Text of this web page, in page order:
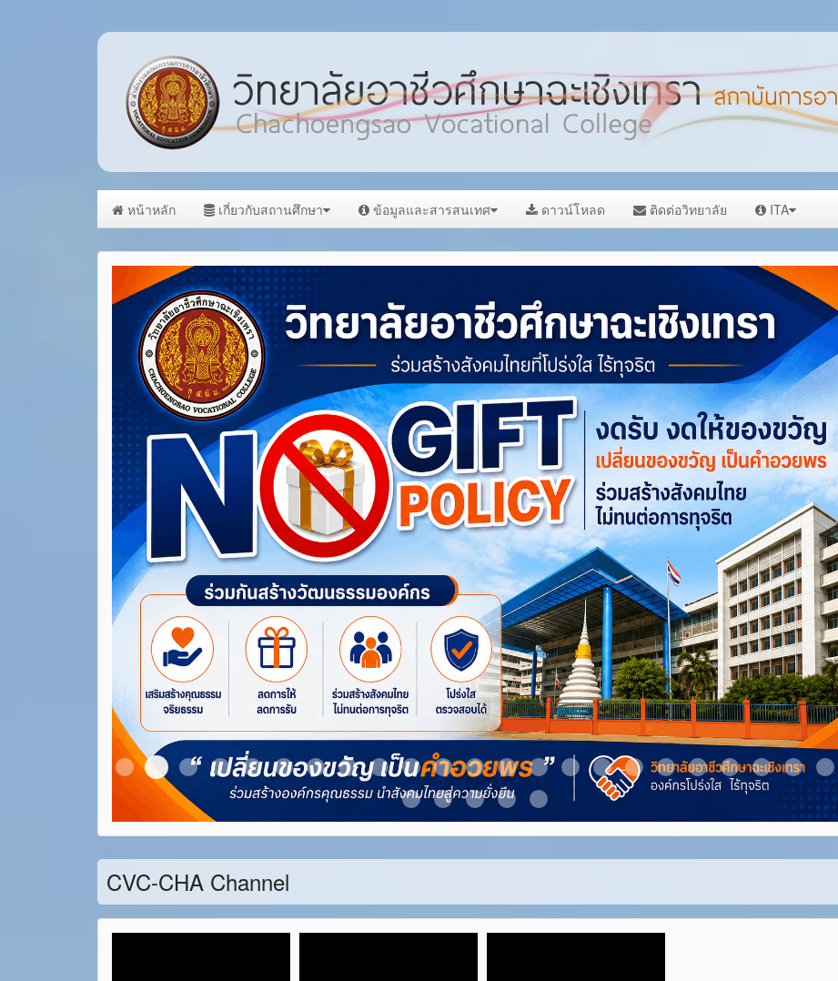
หน้าหลัก เกี่ยวกับสถานศึกษา ข้อมูลและสารสนเทศ ดาวน์โหลด ติดต่อวิทยาลัย ITA
Item 1Item 2Item 3Item 4Item 5Item 6Item 7Item 8Item 9Item 10Item 11Item 12Item 13Item 14Item 15Item 16Item 17Item 18Item 19Item 20Item 21Item
Item 24Item 25Item 26 Item 27 Item 28
CVC-CHA Channel